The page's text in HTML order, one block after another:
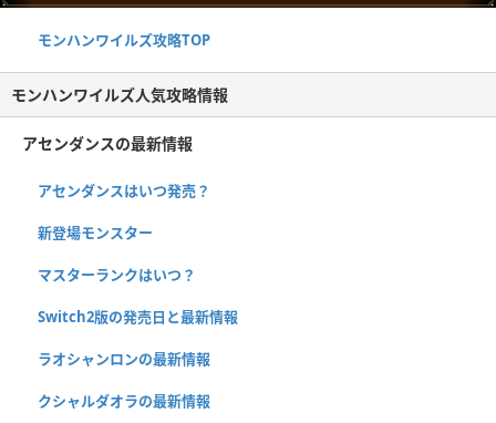
モンハンワイルズ攻略TOP
モンハンワイルズ人気攻略情報
アセンダンスの最新情報
アセンダンスはいつ発売？
新登場モンスター
マスターランクはいつ？
Switch2版の発売日と最新情報
ラオシャンロンの最新情報
クシャルダオラの最新情報